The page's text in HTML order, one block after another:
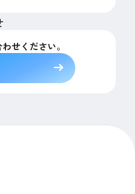
せください。